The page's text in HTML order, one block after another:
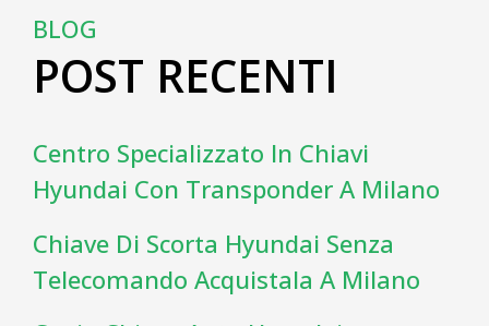
BLOG
POST RECENTI
Centro Specializzato In Chiavi
Hyundai Con Transponder A Milano
Chiave Di Scorta Hyundai Senza
Telecomando Acquistala A Milano